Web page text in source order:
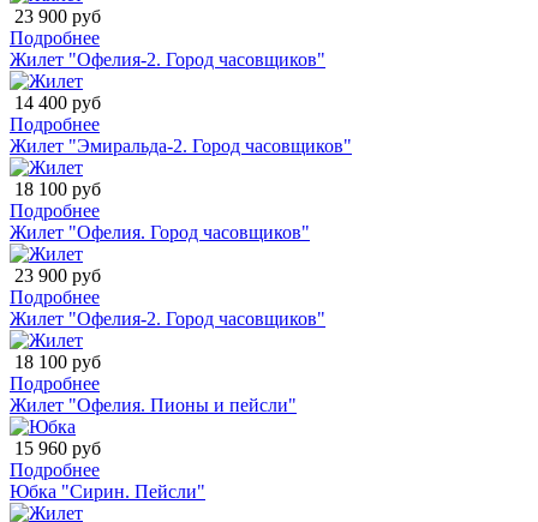
23 900 руб
Подробнее
Жилет "Офелия-2. Город часовщиков"
14 400 руб
Подробнее
Жилет "Эмиральда-2. Город часовщиков"
18 100 руб
Подробнее
Жилет "Офелия. Город часовщиков"
23 900 руб
Подробнее
Жилет "Офелия-2. Город часовщиков"
18 100 руб
Подробнее
Жилет "Офелия. Пионы и пейсли"
15 960 руб
Подробнее
Юбка "Сирин. Пейсли"